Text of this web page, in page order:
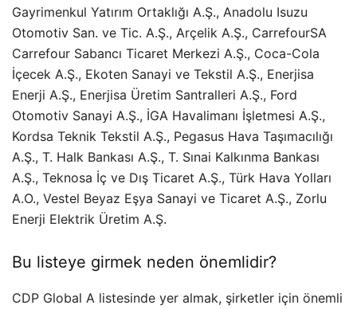
Gayrimenkul Yatırım Ortaklığı A.Ş., Anadolu Isuzu
Otomotiv San. ve Tic. A.Ş., Arçelik A.Ş., CarrefourSA
Carrefour Sabancı Ticaret Merkezi A.Ş., Coca-Cola
İçecek A.Ş., Ekoten Sanayi ve Tekstil A.Ş., Enerjisa
Enerji A.Ş., Enerjisa Üretim Santralleri A.Ş., Ford
Otomotiv Sanayi A.Ş., İGA Havalimanı İşletmesi A.Ş.,
Kordsa Teknik Tekstil A.Ş., Pegasus Hava Taşımacılığı
A.Ş., T. Halk Bankası A.Ş., T. Sınai Kalkınma Bankası
A.Ş., Teknosa İç ve Dış Ticaret A.Ş., Türk Hava Yolları
A.O., Vestel Beyaz Eşya Sanayi ve Ticaret A.Ş., Zorlu
Enerji Elektrik Üretim A.Ş.
Bu listeye girmek neden önemlidir?
CDP Global A listesinde yer almak, şirketler için önemli